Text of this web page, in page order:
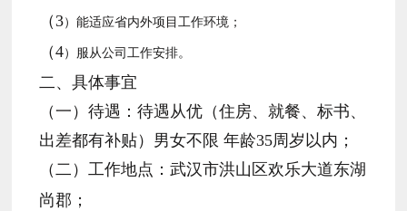
（3）能适应省内外项目工作环境；
（4）服从公司工作安排。
二、具体事宜
（一）待遇：待遇从优（住房、就餐、标书、
出差都有补贴）男女不限 年龄35周岁以内；
（二）工作地点：武汉市洪山区欢乐大道东湖
尚郡；